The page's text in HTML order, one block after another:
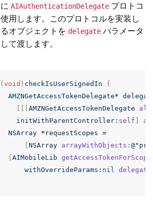
AIAuthenticationDelegate プロトコ
用します。このプロトコルを実装し
オブジェクトを delegate パラメータ
て渡します。
( void ) checkIsUserSignedIn
{
AMZNGetAccessTokenDelegate*
AMZNGetAccessTokenDelegate
initWithParentController: self
NSArray * requestScopes =
NSArray arrayWithObjects :
AIMobileLib
withOverrideParams: nil delegate